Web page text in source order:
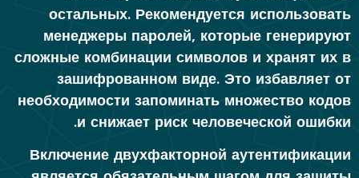
остальных. Рекомендуется использовать
менеджеры паролей, которые генерируют
сложные комбинации символов и хранят их в
зашифрованном виде. Это избавляет от
необходимости запоминать множество кодов
и снижает риск человеческой ошибки.
Включение двухфакторной аутентификации